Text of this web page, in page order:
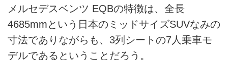
メルセデスベンツ EQBの特徴は、全長
4685mmという日本のミッドサイズSUVなみの
寸法でありながらも、3列シートの7人乗車モ
デルであるということだろう。